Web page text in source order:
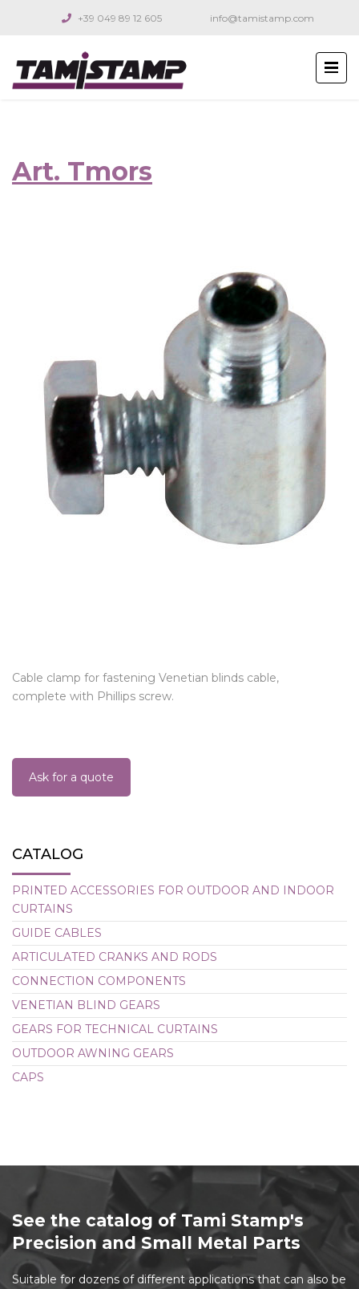
+39 049 89 12 605 info@tamistamp.com
Art. Tmors
Cable clamp for fastening Venetian blinds cable,
complete with Phillips screw.
Ask for a quote
CATALOG
PRINTED ACCESSORIES FOR OUTDOOR AND INDOOR
CURTAINS
GUIDE CABLES
ARTICULATED CRANKS AND RODS
CONNECTION COMPONENTS
VENETIAN BLIND GEARS
GEARS FOR TECHNICAL CURTAINS
OUTDOOR AWNING GEARS
CAPS
See the catalog of Tami Stamp's
Precision and Small Metal Parts
Suitable for dozens of different applications that can also be